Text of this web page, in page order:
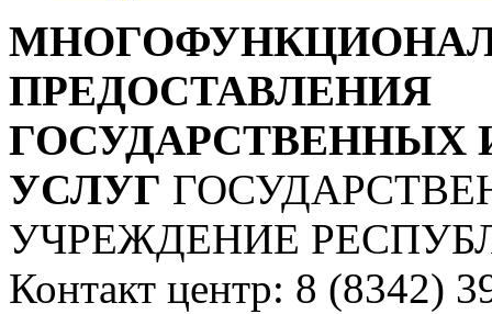
ПРЕДОСТАВЛЕНИЯ
УСЛУГ
УЧРЕЖДЕНИЕ
Контакт центр: 8 (8342)